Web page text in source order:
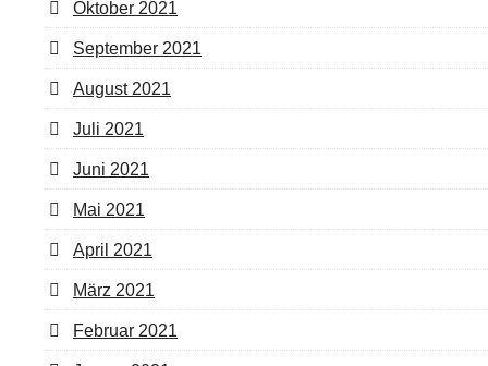
Oktober 2021
September 2021
August 2021
Juli 2021
Juni 2021
Mai 2021
April 2021
März 2021
Februar 2021